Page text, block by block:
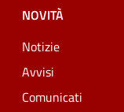
NOVITÀ
Notizie
Avvisi
Comunicati